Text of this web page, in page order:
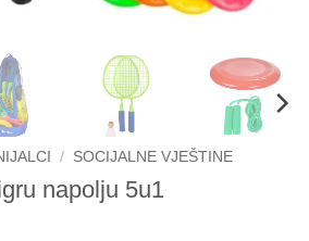
/ SOCIJALNE VJEŠTINE
napolju 5u1